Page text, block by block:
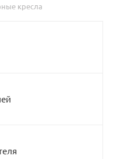
кресла